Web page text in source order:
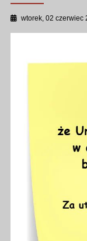
wtorek, 02 czerwiec